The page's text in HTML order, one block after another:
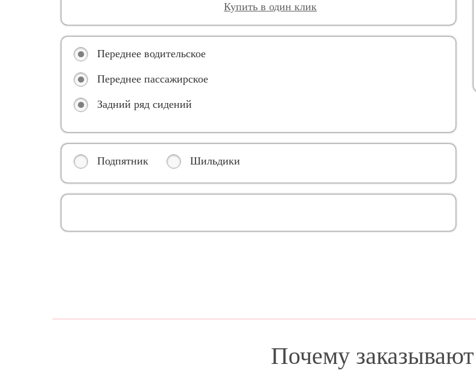
Купить в один клик
Переднее водительское
Переднее пассажирское
Задний ряд сидений
Подпятник Шильдики
Почему